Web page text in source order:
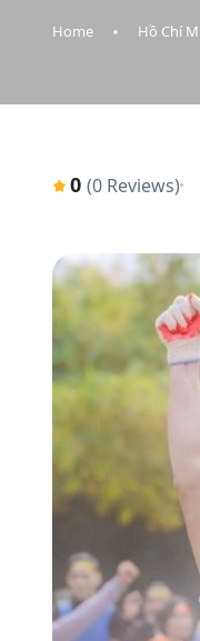
Home Hồ Chí
0 (0 Reviews)